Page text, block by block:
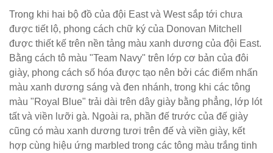
Trong khi hai bộ đồ của đội East và West sắp tới chưa
được tiết lộ, phong cách chữ ký của Donovan Mitchell
được thiết kế trên nền tảng màu xanh dương của đội East.
Bằng cách tô màu "Team Navy" trên lớp cơ bản của đôi
giày, phong cách số hóa được tạo nên bởi các điểm nhấn
màu xanh dương sáng và đen nhánh, trong khi các tông
màu "Royal Blue" trải dài trên dây giày bằng phẳng, lớp lót
tất và viền lưỡi gà. Ngoài ra, phần đế trước của đế giày
cũng có màu xanh dương tươi trên đế và viền giày, kết
hợp cùng hiệu ứng marbled trong các tông màu trắng tinh